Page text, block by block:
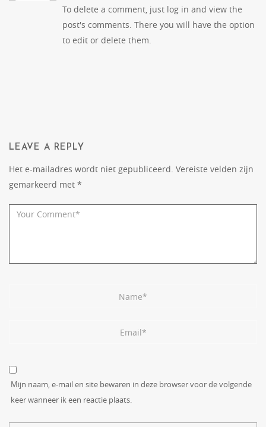
To delete a comment, just log in and view the
post's comments. There you will have the option
to edit or delete them.
LEAVE A REPLY
Het e-mailadres wordt niet gepubliceerd. Vereiste velden zijn
gemarkeerd met *
Mijn naam, e-mail en site bewaren in deze browser voor de volgende
keer wanneer ik een reactie plaats.